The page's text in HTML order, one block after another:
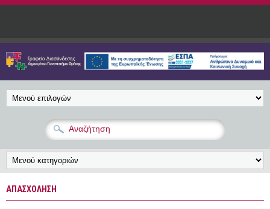
Παράκαμψη προς το κυρίως περιεχόμενο
ΑΠΑΣΧΌΛΗΣΗ